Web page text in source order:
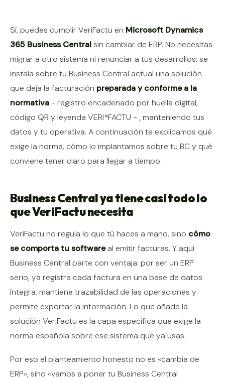
Contenido del artículo
Sí, puedes cumplir VeriFactu en Microsoft Dynamics
365 Business Centralsin cambiar de ERP. No necesitas
migrar a otro sistema ni renunciar a tus desarrollos: se
instala sobre tu Business Central actual una solución
que deja la facturación preparada y conforme a la
normativa- registro encadenado por huella digital,
código QR y leyenda VERI*FACTU - , manteniendo tus
datos y tu operativa. A continuación te explicamos qué
exige la norma, cómo lo implantamos sobre tu BC y qué
conviene tener claro para llegar a tiempo.
Business Central ya tiene casi todo lo
que VeriFactu necesita
VeriFactu no regula lo que tú haces a mano, sino cómo
se comporta tu softwareal emitir facturas. Y aquí
Business Central parte con ventaja: por ser un ERP
serio, ya registra cada factura en una base de datos
íntegra, mantiene trazabilidad de las operaciones y
permite exportar la información. Lo que añade la
solución VeriFactu es la capa específica que exige la
norma española sobre ese sistema que ya usas.
Por eso el planteamiento honesto no es «cambia de
ERP», sino «vamos a poner tu Business Central